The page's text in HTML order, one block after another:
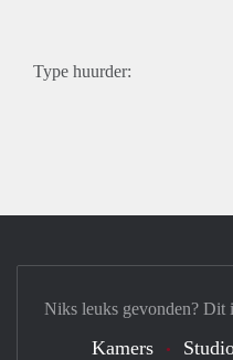
Type huurder:
Niks leuks gevonden? Dit
Kamers